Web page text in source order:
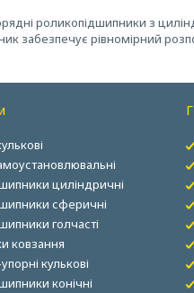
роликопідшипники з
забезпечує рівномірний
циліндричні
сферичні
голчасті
ковзання
кулькові
конічні